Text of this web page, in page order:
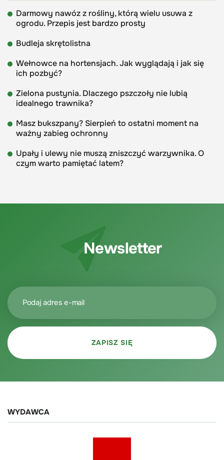
Darmowy nawóz z rośliny, którą wielu usuwa z
ogrodu. Przepis jest bardzo prosty
Budleja skrętolistna
Wełnowce na hortensjach. Jak wyglądają i jak się
ich pozbyć?
Zielona pustynia. Dlaczego pszczoły nie lubią
idealnego trawnika?
Masz bukszpany? Sierpień to ostatni moment na
ważny zabieg ochronny
Upały i ulewy nie muszą zniszczyć warzywnika. O
czym warto pamiętać latem?
Newsletter
WYDAWCA